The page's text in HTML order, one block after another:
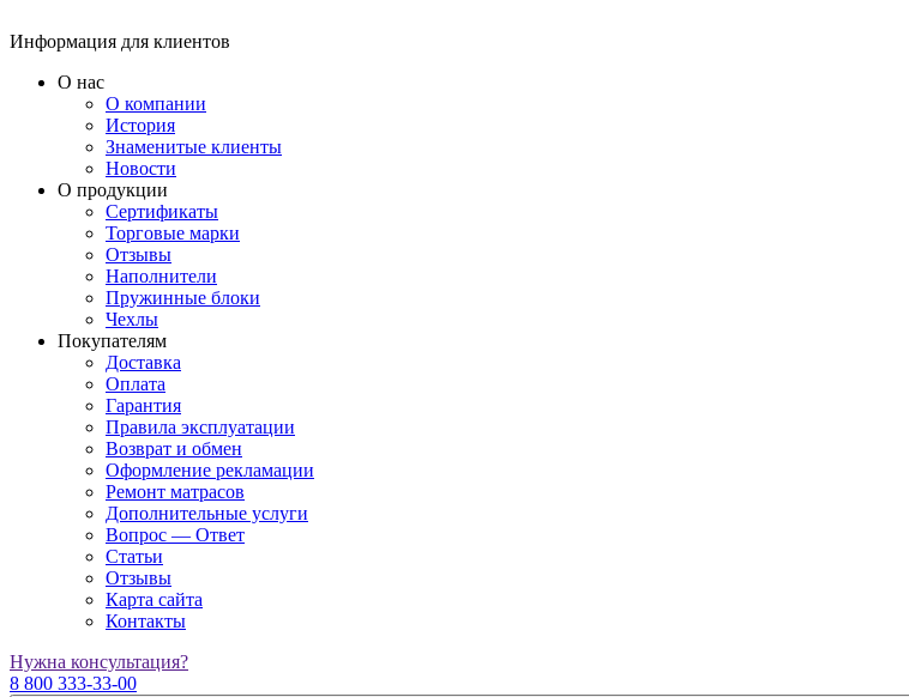
Информация для клиентов
О нас
О компании
История
Знаменитые клиенты
Новости
О продукции
Сертификаты
Торговые марки
Отзывы
Наполнители
Пружинные блоки
Чехлы
Покупателям
Доставка
Оплата
Гарантия
Правила эксплуатации
Возврат и обмен
Оформление рекламации
Ремонт матрасов
Дополнительные услуги
Вопрос — Ответ
Статьи
Отзывы
Карта сайта
Контакты
Нужна консультация?
8 800 333-33-00